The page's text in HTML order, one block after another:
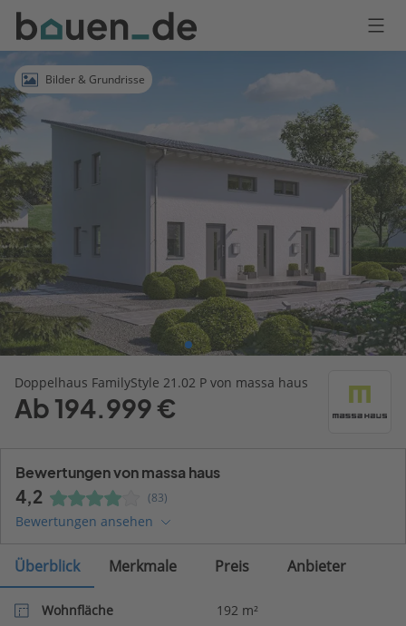
Bauen
Logo
AnmeldenBilder & Grundrisse
Doppelhaus FamilyStyle 21.02 P von massa haus
Ab 194.999 €
Bewertungen von massa haus
4,2 (83)
Bewertungen ansehen
Überblick Merkmale Preis Anbieter
Wohnfläche
192 m²